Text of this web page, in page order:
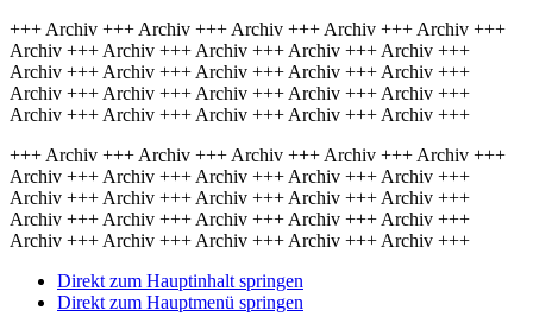
+++ Archiv +++ Archiv +++ Archiv +++ Archiv +++ Archiv +++
Archiv +++ Archiv +++ Archiv +++ Archiv +++ Archiv +++
Archiv +++ Archiv +++ Archiv +++ Archiv +++ Archiv +++
Archiv +++ Archiv +++ Archiv +++ Archiv +++ Archiv +++
Archiv +++ Archiv +++ Archiv +++ Archiv +++ Archiv +++
+++ Archiv +++ Archiv +++ Archiv +++ Archiv +++ Archiv +++
Archiv +++ Archiv +++ Archiv +++ Archiv +++ Archiv +++
Archiv +++ Archiv +++ Archiv +++ Archiv +++ Archiv +++
Archiv +++ Archiv +++ Archiv +++ Archiv +++ Archiv +++
Archiv +++ Archiv +++ Archiv +++ Archiv +++ Archiv +++
Direkt zum Hauptinhalt springen
Direkt zum Hauptmenü springen